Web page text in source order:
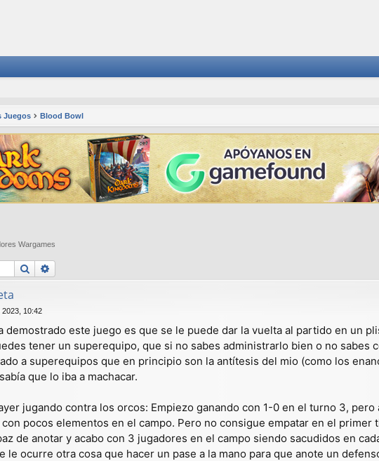
Juegos Blood Bowl
Wargames
Buscar
2023, 10:42
demostrado este juego es que se le puede dar la vuelta al partido en un
tener un superequipo, que si no sabes administrarlo bien o no sabes
a superequipos que en principio son la antítesis del mio (como los
que lo iba a machacar.
jugando contra los orcos: Empiezo ganando con 1-0 en el turno 3,
pocos elementos en el campo. Pero no consigue empatar en el
de anotar y acabo con 3 jugadores en el campo siendo sacudidos en
le ocurre otra cosa que hacer un pase a la mano para que anote un